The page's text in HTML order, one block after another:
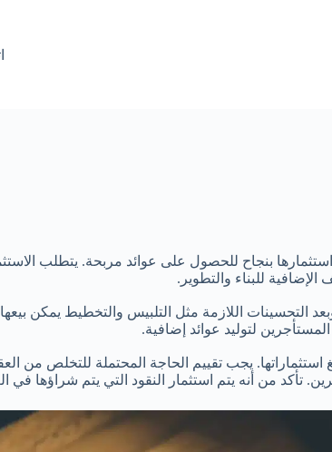
استثمارها بنجاح للحصول على عوائد مربحة. يتطلب
للبناء والتطوير.
التحسينات اللازمة مثل التلبيس والتخطيط يمكن
لتوليد عوائد إضافية.
يجب تقييم الحاجة المحتملة للتخلص من
تأكد من أنه يتم استثمار النقود التي يتم شراؤها في